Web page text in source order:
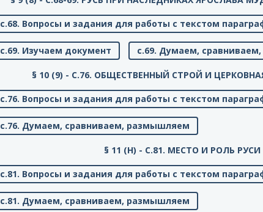
с.68. Вопросы и задания для работы с текстом
с.69. Изучаем документ с.69. Думаем,
§ 10 (9) - C.76. ОБЩЕСТВЕННЫЙ СТРОЙ И
с.76. Вопросы и задания для работы с текстом
с.76. Думаем, сравниваем, размышляем
§ 11 (Н) - C.81. МЕСТО И РОЛЬ РУСИ
с.81. Вопросы и задания для работы с текстом
с.81. Думаем, сравниваем, размышляем